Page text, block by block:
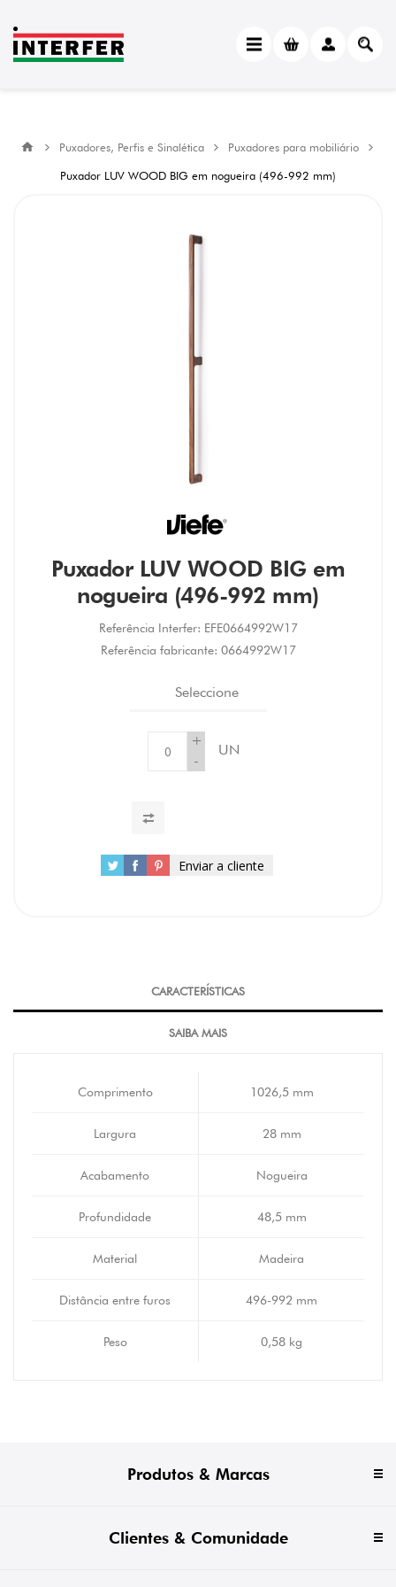
Puxadores, Perfis e Sinalética
Puxadores para mobiliário
Puxador LUV WOOD BIG em nogueira (496-992 mm)
Puxador LUV WOOD BIG em
nogueira (496-992 mm)
Referência Interfer: EFE0664992W17
Referência fabricante: 0664992W17
Seleccione
+
-
UN
Enviar a cliente
CARACTERÍSTICAS
SAIBA MAIS
Comprimento 1026,5 mm
Largura 28 mm
Acabamento Nogueira
Profundidade 48,5 mm
Material Madeira
Distância entre furos 496-992 mm
Peso 0,58 kg
Produtos & Marcas
Clientes & Comunidade